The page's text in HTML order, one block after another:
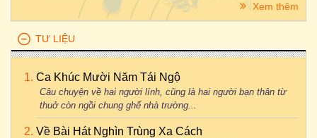
Xem thêm
TƯ LIỆU
Ca Khúc Mười Năm Tái Ngộ
Câu chuyện về hai người lính, cũng là hai người bạn thân từ
thuở còn ngồi chung ghế nhà trường...
Về Bài Hát Nghìn Trùng Xa Cách